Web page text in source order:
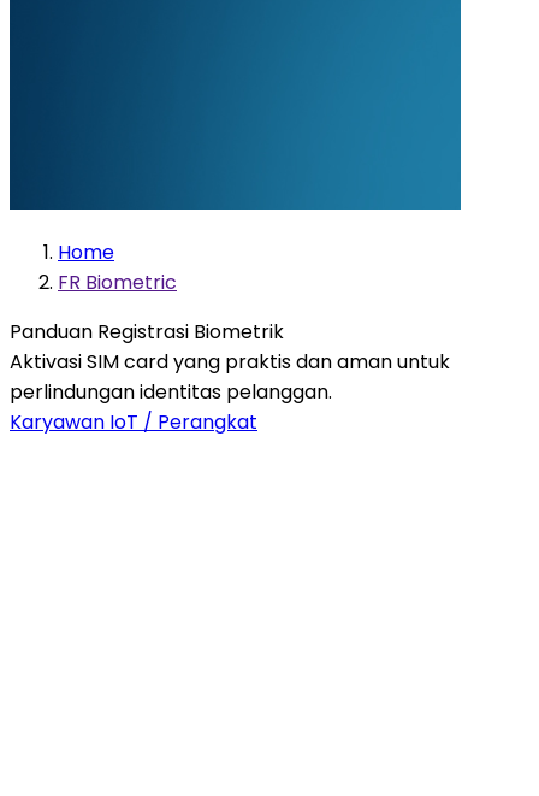
Home
FR Biometric
Panduan Registrasi Biometrik
Aktivasi SIM card yang praktis dan aman untuk
perlindungan identitas pelanggan.
Karyawan IoT / Perangkat